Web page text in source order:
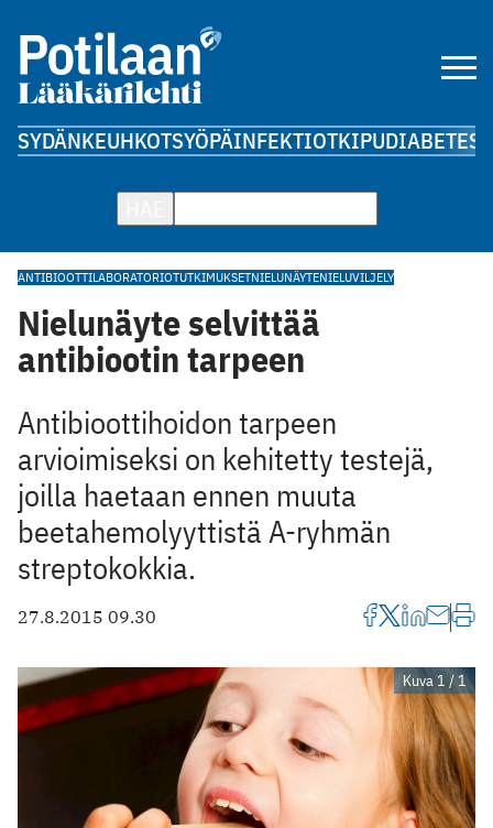
SYDÄNKEUHKOTSYÖPÄINFEKTIOTKIPUDIABETES
ANTIBIOOTTILABORATORIOTUTKIMUKSETNIELUNÄYTENIELUVILJELY
Nielunäyte selvittää
antibiootin tarpeen
Antibioottihoidon tarpeen
arvioimiseksi on kehitetty testejä,
joilla haetaan ennen muuta
beetahemolyyttistä A-ryhmän
streptokokkia.
27.8.2015 09.30
Kuva 1 / 1